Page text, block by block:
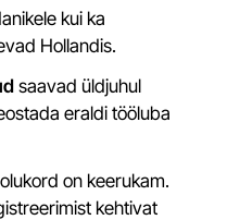
kui ka
Hollandis.
saavad üldjuhul
eraldi tööluba
olukord on keerukam.
kehtivat